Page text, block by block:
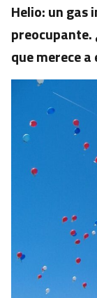
Helio: un gas
preocupante.
que merece a